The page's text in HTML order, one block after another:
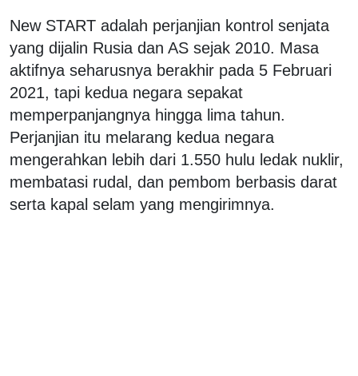
New START adalah perjanjian kontrol senjata
yang dijalin Rusia dan AS sejak 2010. Masa
aktifnya seharusnya berakhir pada 5 Februari
2021, tapi kedua negara sepakat
memperpanjangnya hingga lima tahun.
Perjanjian itu melarang kedua negara
mengerahkan lebih dari 1.550 hulu ledak nuklir,
membatasi rudal, dan pembom berbasis darat
serta kapal selam yang mengirimnya.